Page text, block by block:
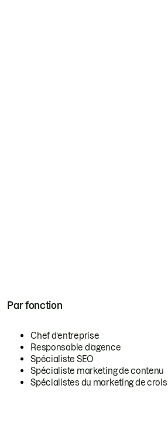
Par fonction
Chef d’entreprise
Responsable d’agence
Spécialiste SEO
Spécialiste marketing de contenu
Spécialistes du marketing de